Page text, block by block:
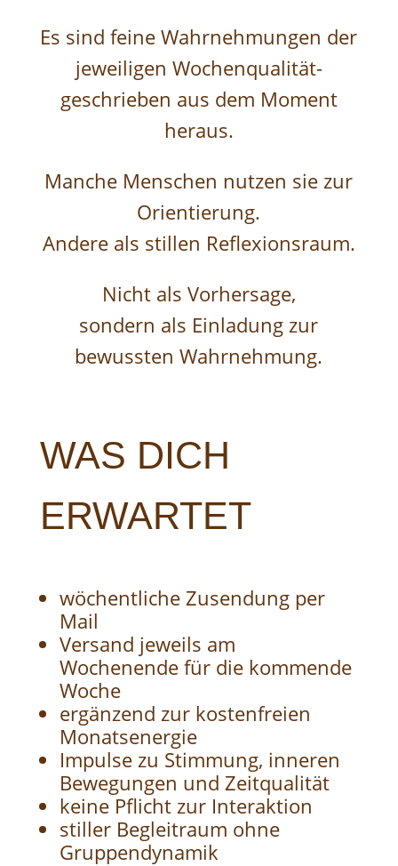
Es sind feine Wahrnehmungen der
jeweiligen Wochenqualität-
geschrieben aus dem Moment
heraus.
Manche Menschen nutzen sie zur
Orientierung.
Andere als stillen Reflexionsraum.
Nicht als Vorhersage,
sondern als Einladung zur
bewussten Wahrnehmung.
WAS DICH
ERWARTET
wöchentliche Zusendung per
Mail
Versand jeweils am
Wochenende für die kommende
Woche
ergänzend zur kostenfreien
Monatsenergie
Impulse zu Stimmung, inneren
Bewegungen und Zeitqualität
keine Pflicht zur Interaktion
stiller Begleitraum ohne
Gruppendynamik